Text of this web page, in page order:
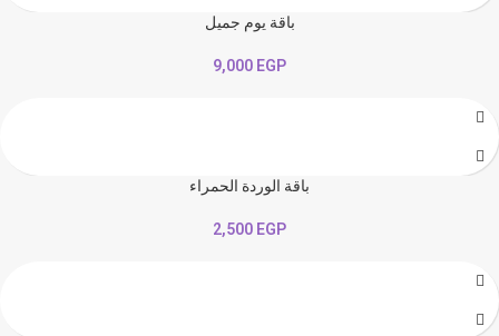
باقة يوم جميل
9,000 EGP
باقة الوردة الحمراء
2,500 EGP